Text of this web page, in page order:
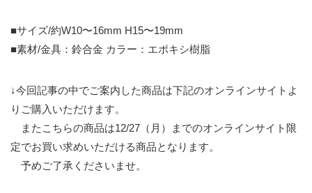
■サイズ/約W10〜16mm H15〜19mm
■素材/金具：鈴合金 カラー：エポキシ樹脂
↓今回記事の中でご案内した商品は下記のオンラインサイトよ
りご購入いただけます。
またこちらの商品は12/27（月）までのオンラインサイト限
定でお買い求めいただける商品となります。
予めご了承くださいませ。